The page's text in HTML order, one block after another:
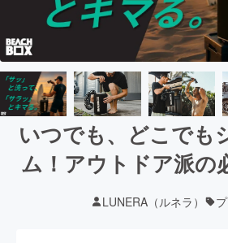
いつでも、どこでも
ム！アウトドア派の
LUNERA（ルネラ）